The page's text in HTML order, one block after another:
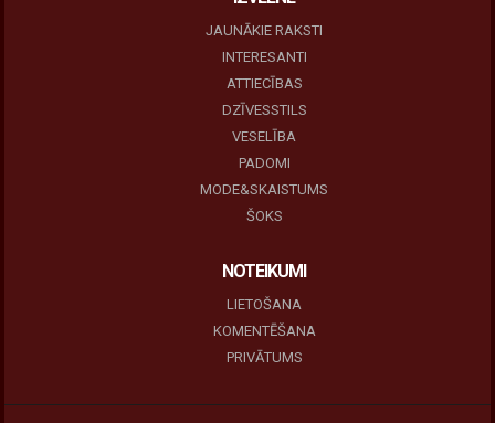
JAUNĀKIE RAKSTI
INTERESANTI
ATTIECĪBAS
DZĪVESSTILS
VESELĪBA
PADOMI
MODE&SKAISTUMS
ŠOKS
NOTEIKUMI
LIETOŠANA
KOMENTĒŠANA
PRIVĀTUMS